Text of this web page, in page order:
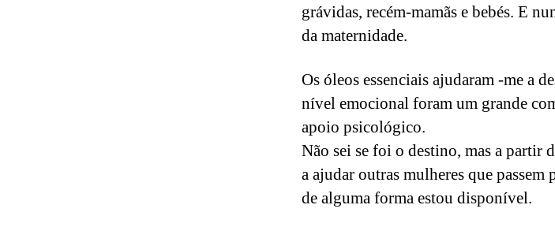
grávidas, recém-mamãs e bebés. E
da maternidade.
Os óleos essenciais ajudaram -me a
nível emocional foram um grande
apoio psicológico.
Não sei se foi o destino, mas a partir
a ajudar outras mulheres que passem
de alguma forma estou disponível.